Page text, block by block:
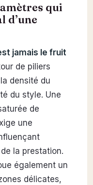
qui
d’une
jamais le fruit
de piliers
densité du
du style. Une
de
une
la prestation.
également un
délicates,